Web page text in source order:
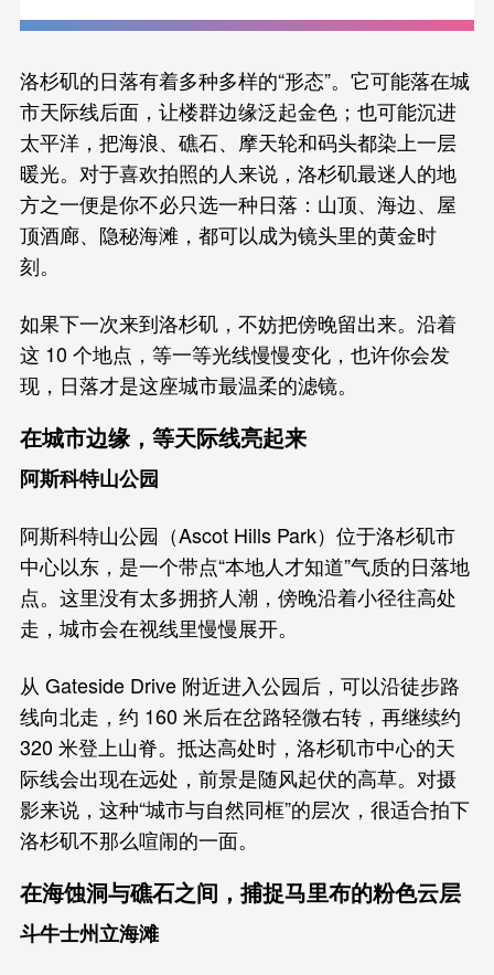
洛杉矶的日落有着多种多样的“形态”。它可能落在城
市天际线后面，让楼群边缘泛起金色；也可能沉进
太平洋，把海浪、礁石、摩天轮和码头都染上一层
暖光。对于喜欢拍照的人来说，洛杉矶最迷人的地
方之一便是你不必只选一种日落：山顶、海边、屋
顶酒廊、隐秘海滩，都可以成为镜头里的黄金时
刻。
如果下一次来到洛杉矶，不妨把傍晚留出来。沿着
这 10 个地点，等一等光线慢慢变化，也许你会发
现，日落才是这座城市最温柔的滤镜。
在城市边缘，等天际线亮起来
阿斯科特山公园
阿斯科特山公园（Ascot Hills Park）位于洛杉矶市
中心以东，是一个带点“本地人才知道”气质的日落地
点。这里没有太多拥挤人潮，傍晚沿着小径往高处
走，城市会在视线里慢慢展开。
从 Gateside Drive 附近进入公园后，可以沿徒步路
线向北走，约 160 米后在岔路轻微右转，再继续约
320 米登上山脊。抵达高处时，洛杉矶市中心的天
际线会出现在远处，前景是随风起伏的高草。对摄
影来说，这种“城市与自然同框”的层次，很适合拍下
洛杉矶不那么喧闹的一面。
在海蚀洞与礁石之间，捕捉马里布的粉色云层
斗牛士州立海滩